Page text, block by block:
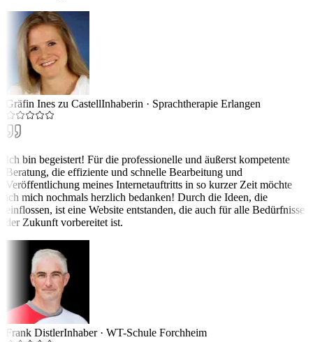
Gräfin Ines zu CastellInhaberin · Sprachtherapie Erlangen
Ich bin begeistert! Für die professionelle und äußerst kompetente
Beratung, die effiziente und schnelle Bearbeitung und
Veröffentlichung meines Internetauftritts in so kurzer Zeit möchte
ich mich nochmals herzlich bedanken! Durch die Ideen, die
einflossen, ist eine Website entstanden, die auch für alle Bedürfnisse
der Zukunft vorbereitet ist.
Frank DistlerInhaber· WT-Schule Forchheim